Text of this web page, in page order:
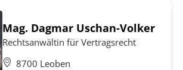
Mag. Dagmar Uschan-Volker
Rechtsanwältin für Vertragsrecht
8700 Leoben